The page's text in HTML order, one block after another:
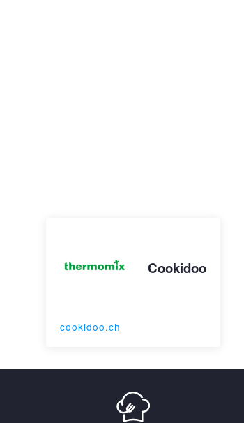
Cookidoo
cookidoo.ch